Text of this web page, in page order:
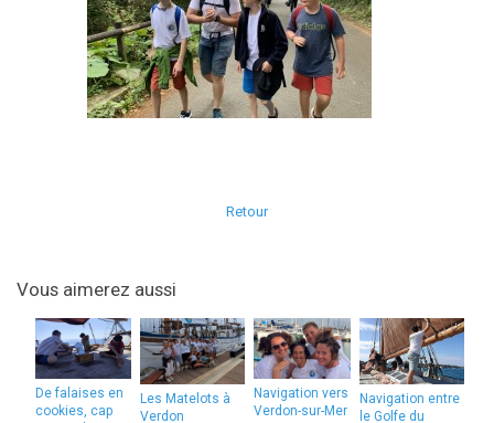
Retour
Vous aimerez aussi
De falaises en
cookies, cap
Les Matelots à
Verdon
Navigation vers
Verdon-sur-Mer
Navigation entre
le Golfe du